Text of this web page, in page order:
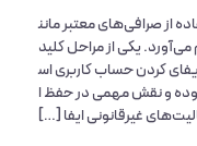
از صرافی‌های معتبر مانن
می‌آورد. یکی از مراحل کلید
کردن حساب کاربری اس
بوده و نقش مهمی در حفظ ا
غیرقانونی ایفا […]